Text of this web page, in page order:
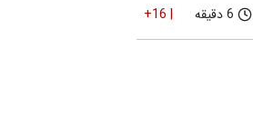
6 دقیقه +16 |